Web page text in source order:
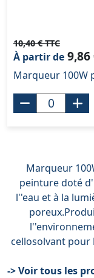
10,40 € TTC
À partir de 9,86
Marqueur 100W
Marqueur
peinture doté
l''eau et à la
cellosolvant
-> Voir tous les